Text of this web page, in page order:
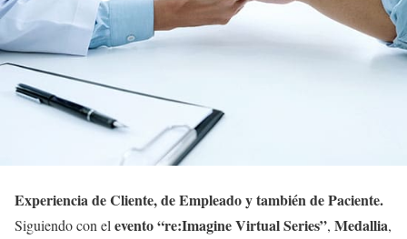
Experiencia de Cliente, de Empleado y también de Paciente.
Siguiendo con el evento “re:Imagine Virtual Series”, Medallia,